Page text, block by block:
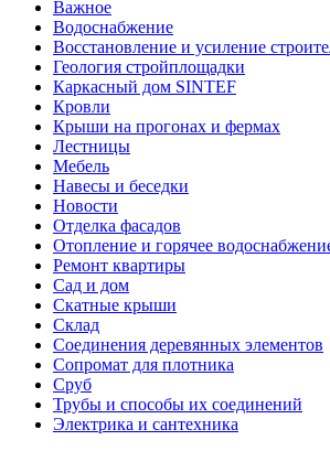
Важное
Водоснабжение
Восстановление и усиление
Геология стройплощадки
Каркасный дом SINTEF
Кровли
Крыши на прогонах и фермах
Лестницы
Мебель
Навесы и беседки
Новости
Отделка фасадов
Отопление и горячее
Ремонт квартиры
Сад и дом
Скатные крыши
Склад
Соединения деревянных элементов
Сопромат для плотника
Сруб
Трубы и способы их соединений
Электрика и сантехника